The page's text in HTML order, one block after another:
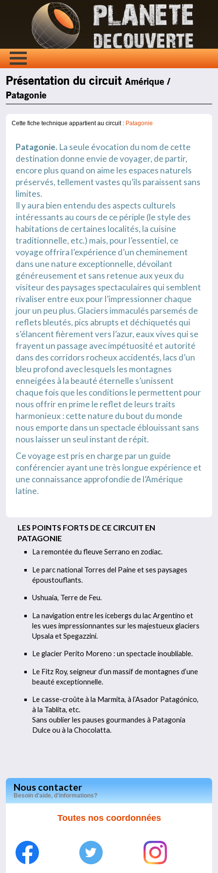
Présentation du circuitAmérique /
Patagonie
Cette fiche technique appartient au circuit : Patagonie
Patagonie. La seule évocation du nom de cette
destination donne envie de voyager, de partir,
encore plus quand on aime les espaces naturels
préservés, tellement vastes qu’ils paraissent sans
limites.
Il y aura bien entendu des aspects culturels
intéressants au cours de ce périple (le style des
habitations de certaines localités, la cuisine
traditionnelle, etc.) mais, pour l’essentiel, ce
voyage offrira l’expérience d’un cheminement
dans une nature exceptionnelle, dévoilant
généreusement et sans retenue aux yeux du
visiteur des paysages spectaculaires qui semblent
rivaliser entre eux pour l’impressionner chaque
jour un peu plus. Glaciers immaculés parsemés de
reflets bleutés, pics abrupts et déchiquetés qui
s’élancent fièrement vers l’azur, eaux vives qui se
frayent un passage avec impétuosité et autorité
dans des corridors rocheux accidentés, lacs d’un
bleu profond avec lesquels les montagnes
enneigées à la beauté éternelle s’unissent
chaque fois que les conditions le permettent pour
nous offrir en prime le reflet de leurs traits
harmonieux : cette nature du bout du monde
nous emporte dans un spectacle éblouissant sans
nous laisser un seul instant de répit.
Ce voyage est pris en charge par un guide
conférencier ayant une très longue expérience et
une connaissance approfondie de l’Amérique
latine.
LES POINTS FORTS DE CE CIRCUIT EN
PATAGONIE
La remontée du fleuve Serrano en zodiac.
Le parc national Torres del Paine et ses paysages
époustouflants.
Ushuaia, Terre de Feu.
La navigation entre les icebergs du lac Argentino et
les vues impressionnantes sur les majestueux glaciers
Upsala et Spegazzini.
Le glacier Perito Moreno : un spectacle inoubliable.
Le Fitz Roy, seigneur d’un massif de montagnes d’une
beauté exceptionnelle.
Le casse-croûte à la Marmita, à l’Asador Patagónico,
à la Tablita, etc.
Sans oublier les pauses gourmandes à Patagonia
Dulce ou à la Chocolatta.
Nous contacter
Besoin d'aide, d'informations?
Toutes nos coordonnées